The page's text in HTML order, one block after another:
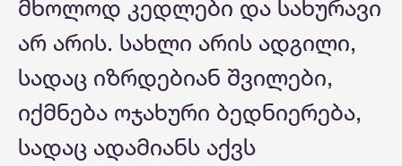
მხოლოდ კედლები და სახურავი
არ არის. სახლი არის ადგილი,
სადაც იზრდებიან შვილები,
იქმნება ოჯახური ბედნიერება,
სადაც ადამიანს აქვს